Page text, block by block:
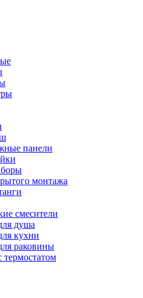
панели
монтажа
смесители
душа
кухни
раковины
термостатом